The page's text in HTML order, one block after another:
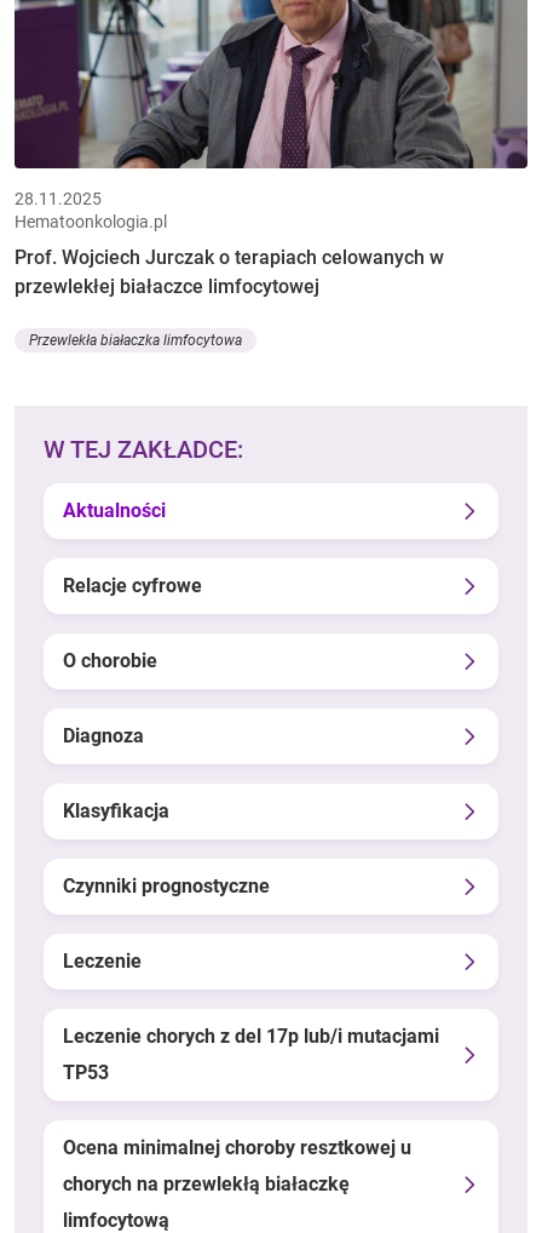
28.11.2025
Hematoonkologia.pl
Prof. Wojciech Jurczak o terapiach celowanych w
przewlekłej białaczce limfocytowej
Przewlekła białaczka limfocytowa
W TEJ ZAKŁADCE:
Aktualności
Relacje cyfrowe
O chorobie
Diagnoza
Klasyfikacja
Czynniki prognostyczne
Leczenie
Leczenie chorych z del 17p lub/i mutacjami
TP53
Ocena minimalnej choroby resztkowej u
chorych na przewlekłą białaczkę
limfocytową